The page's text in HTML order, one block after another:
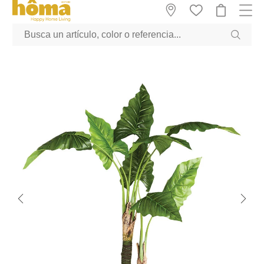
GTM-M23T38WX true